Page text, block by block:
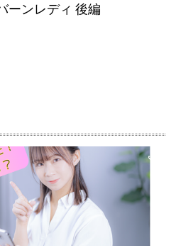
ーンレディ 後編